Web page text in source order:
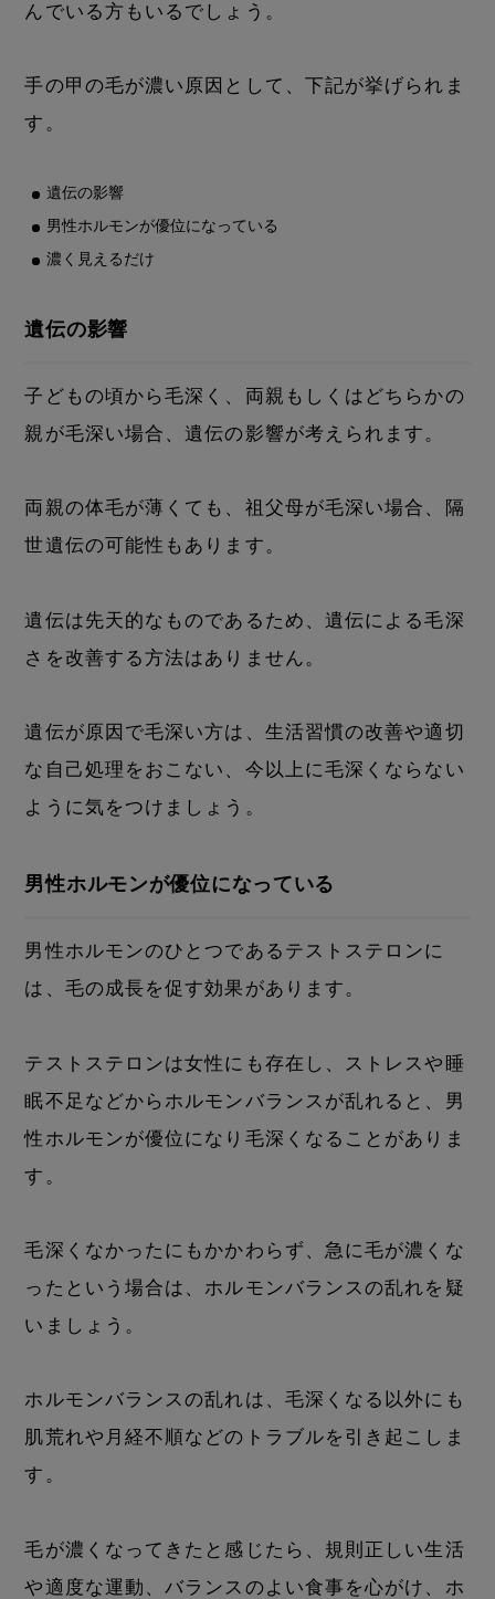
んでいる方もいるでしょう。
手の甲の毛が濃い原因として、下記が挙げられま
す。
遺伝の影響
男性ホルモンが優位になっている
濃く見えるだけ
遺伝の影響
子どもの頃から毛深く、両親もしくはどちらかの
親が毛深い場合、遺伝の影響が考えられます。
両親の体毛が薄くても、祖父母が毛深い場合、隔
世遺伝の可能性もあります。
遺伝は先天的なものであるため、遺伝による毛深
さを改善する方法はありません。
遺伝が原因で毛深い方は、生活習慣の改善や適切
な自己処理をおこない、今以上に毛深くならない
ように気をつけましょう。
男性ホルモンが優位になっている
男性ホルモンのひとつであるテストステロンに
は、毛の成長を促す効果があります。
テストステロンは女性にも存在し、ストレスや睡
眠不足などからホルモンバランスが乱れると、男
性ホルモンが優位になり毛深くなることがありま
す。
毛深くなかったにもかかわらず、急に毛が濃くな
ったという場合は、ホルモンバランスの乱れを疑
いましょう。
ホルモンバランスの乱れは、毛深くなる以外にも
肌荒れや月経不順などのトラブルを引き起こしま
す。
毛が濃くなってきたと感じたら、規則正しい生活
や適度な運動、バランスのよい食事を心がけ、ホ